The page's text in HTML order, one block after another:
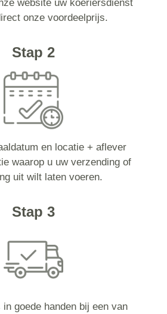
website uw koeriersdienst
onze voordeelprijs.
Stap 2
en locatie + aflever
waarop u uw verzending of
uit wilt laten voeren.
Stap 3
goede handen bij een van